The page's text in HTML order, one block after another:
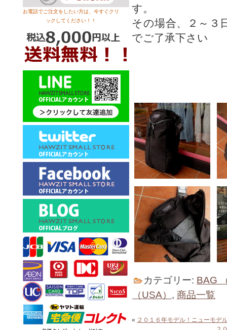
お電話でご注文をしたい方は、今すぐクリ
ックしてください！！
す。
その場合、２～３
でご了承下さい
カテゴリー: BAG
（USA） , 商品一覧
« ２０１６年モデル！ニューモ